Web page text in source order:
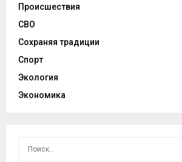
Происшествия
СВО
Сохраняя традиции
Спорт
Экология
Экономика